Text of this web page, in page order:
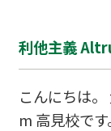
しておりま
で、無料でオ
す。 皆様、
利他主義
こんにちは
m 高見校で